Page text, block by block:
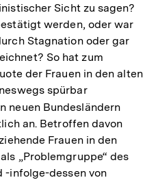
Sicht zu sagen?
werden, oder war
Stagnation oder gar
So hat zum
der Frauen in den alten
spürbar
neuen Bundesländern
an. Betroffen davon
Frauen in den
„Problemgruppe“ des
-infolge-dessen von